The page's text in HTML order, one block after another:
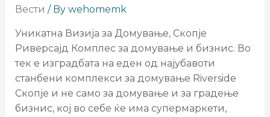
Вести / By wehomemk
Уникатна Визија за Домување, Скопје
Риверсајд Комплес за домување и бизнис. Во
тек е изградбата на еден од најубавоти
станбени комплекси за домување Riverside
Скопје и не само за домување и за градење
бизнис, кој во себе ќе има супермаркети,